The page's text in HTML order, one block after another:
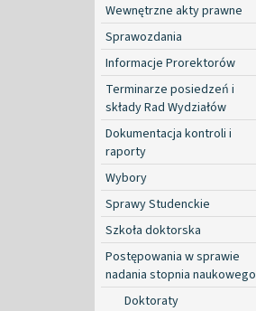
Wewnętrzne akty prawne
Sprawozdania
Informacje Prorektorów
Terminarze posiedzeń i
składy Rad Wydziałów
Dokumentacja kontroli i
raporty
Wybory
Sprawy Studenckie
Szkoła doktorska
Postępowania w sprawie
nadania stopnia naukowego
Doktoraty